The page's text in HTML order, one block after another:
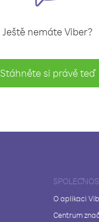
Ještě nemáte Viber?
Stáhněte si právě teď
O aplikaci
Centrum